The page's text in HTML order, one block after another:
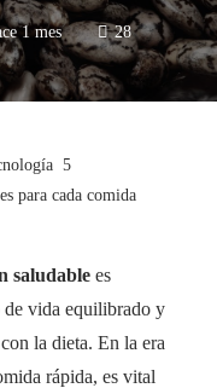
1 mes 28
para cada comida
saludable es
de vida equilibrado y
la dieta. En la era
rápida, es vital